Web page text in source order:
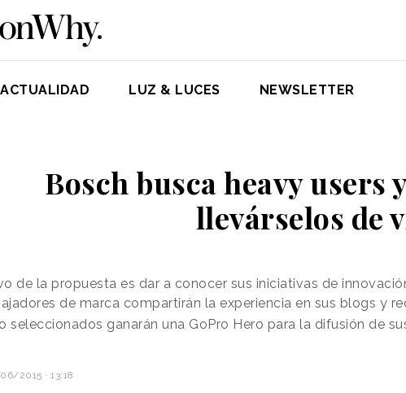
ACTUALIDAD LUZ & LUCES NEWSLETTER
Bosch busca heavy users
llevárselos de
de la propuesta es dar a conocer sus iniciativas de
de marca compartirán la experiencia en sus blogs y
seleccionados ganarán una GoPro Hero para la difusión de
2015 · 13:18